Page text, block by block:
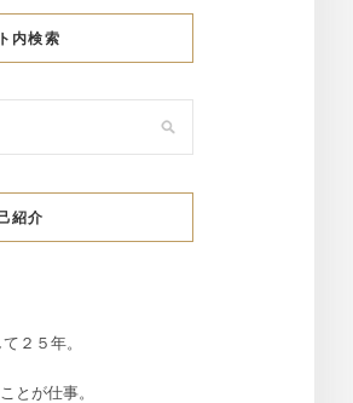
内検索
紹介
２５年。
とが仕事。